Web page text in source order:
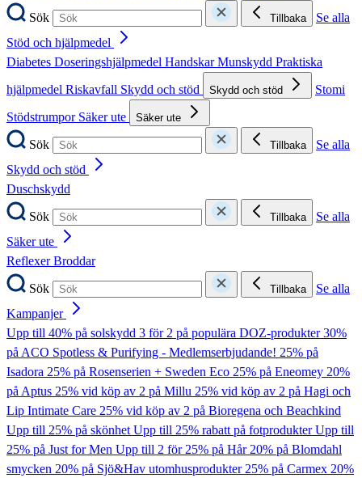
Sök
Tillbaka
Se alla
Stöd och hjälpmedel
Diabetes Doseringshjälpmedel HandskarMunskydd Praktiska
hjälpmedel Riskavfall Skydd och stöd Skydd och stöd
Stomi
Stödstrumpor Säker ute Säker ute
Sök Tillbaka
Se alla
Skydd och stöd
Duschskydd
Sök
Tillbaka
Se alla
Säker ute
ReflexerBroddar
Sök
Tillbaka
Se alla
Kampanjer
Upp till 40% på solskydd 3 för 2 på populära DOZ-produkter30%
på ACO Spotless & Purifying - Medlemserbjudande! 25% på
Isadora 25% på Rosenserien + Sweden Eco 25% på Eneomey 20%
på Aptus 25% vid köp av 2 på Millu 25% vid köp av 2 på Hagi och
Lip Intimate Care 25% vid köp av 2 på Bioregena och Beachkind
Upp till 25% på skönhetUpp till 25% rabatt på fotprodukterUpp till
25% på Just for Men Upp till 2 för 25% på Hår20% på Blomdahl
smycken 20% på Sjö&Hav utomhusprodukter25% på Carmex 20%